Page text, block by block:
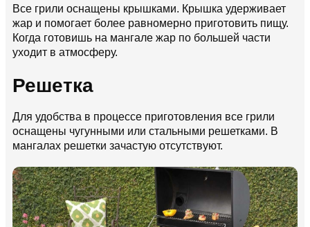
Все грили оснащены крышками. Крышка удерживает
жар и помогает более равномерно приготовить пищу.
Когда готовишь на мангале жар по большей части
уходит в атмосферу.
Решетка
Для удобства в процессе приготовления все грили
оснащены чугунными или стальными решетками. В
мангалах решетки зачастую отсутствуют.